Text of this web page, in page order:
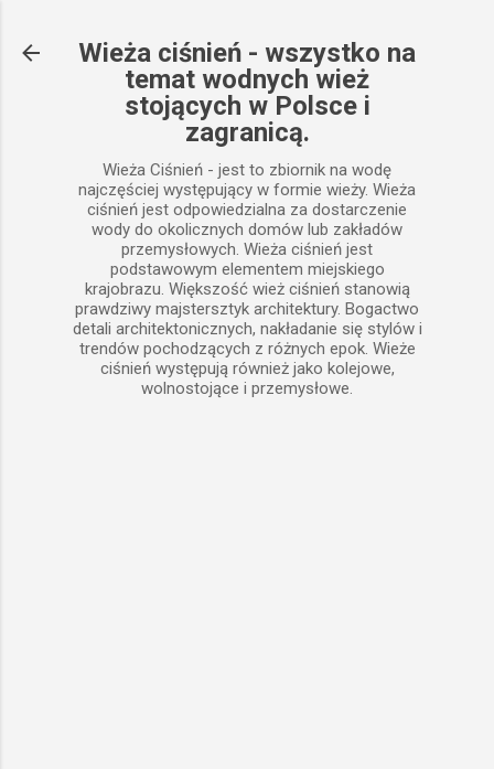
Wieża ciśnień - wszystko na
temat wodnych wież
stojących w Polsce i
zagranicą.
Wieża Ciśnień - jest to zbiornik na wodę
najczęściej występujący w formie wieży. Wieża
ciśnień jest odpowiedzialna za dostarczenie
wody do okolicznych domów lub zakładów
przemysłowych. Wieża ciśnień jest
podstawowym elementem miejskiego
krajobrazu. Większość wież ciśnień stanowią
prawdziwy majstersztyk architektury. Bogactwo
detali architektonicznych, nakładanie się stylów i
trendów pochodzących z różnych epok. Wieże
ciśnień występują również jako kolejowe,
wolnostojące i przemysłowe.